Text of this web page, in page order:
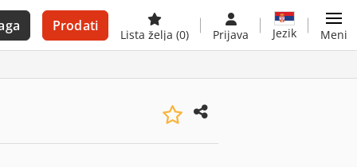
Prodati
Lista želja (0) Prijava Jezik Meni